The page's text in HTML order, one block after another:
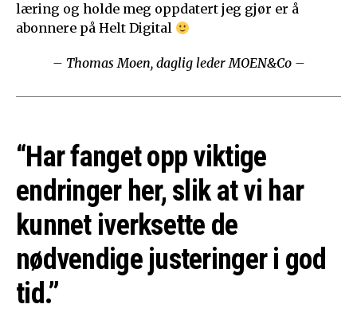
læring og holde meg oppdatert jeg gjør er å
abonnere på Helt Digital
– Thomas Moen, daglig leder MOEN&Co –
“Har fanget opp viktige
endringer her, slik at vi har
kunnet iverksette de
nødvendige justeringer i god
tid.”